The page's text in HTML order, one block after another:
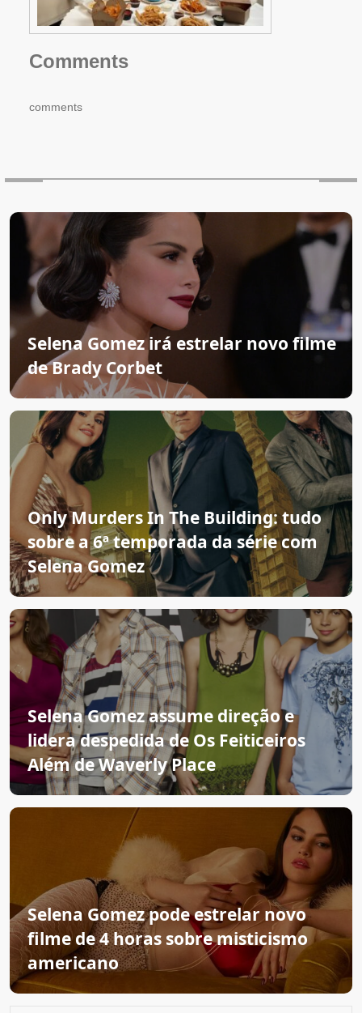
Comments
comments
Selena Gomez irá estrelar novo filme
de Brady Corbet
Only Murders In The Building: tudo
sobre a 6ª temporada da série com
Selena Gomez
Selena Gomez assume direção e
lidera despedida de Os Feiticeiros
Além de Waverly Place
Selena Gomez pode estrelar novo
filme de 4 horas sobre misticismo
americano